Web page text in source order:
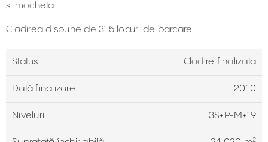
si mocheta
Cladirea dispune de 315 locuri de parcare.
Status Cladire finalizata
Dată finalizare 2010
Niveluri 3S+P+M+19